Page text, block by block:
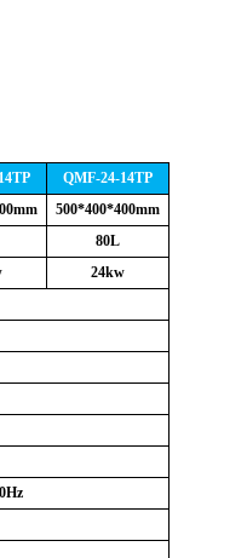
QMF-24-14TP
500*400*400mm
80L
24kw